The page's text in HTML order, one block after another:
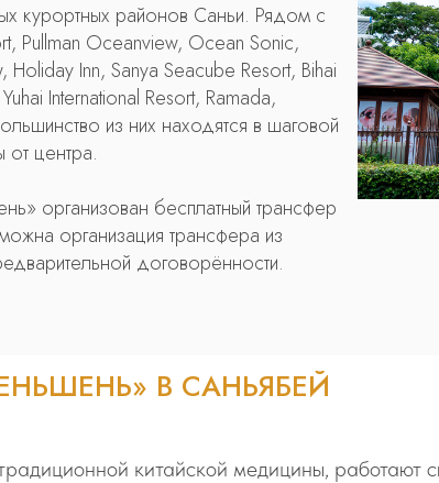
курортных районов Саньи. Рядом с
Pullman Oceanview, Ocean Sonic,
Inn, Sanya Seacube Resort, Bihai
International Resort, Ramada,
из них находятся в шаговой
от центра.
организован бесплатный трансфер
организация трансфера из
договорённости.
В САНЬЯБЕЙ
китайской медицины, работают